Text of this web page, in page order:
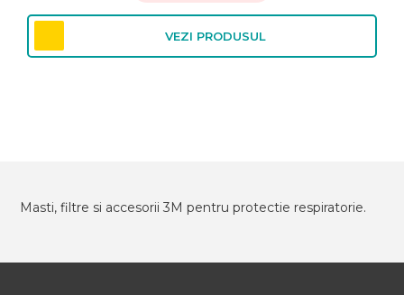
VEZI PRODUSUL
Masti, filtre si accesorii 3M pentru protectie respiratorie.